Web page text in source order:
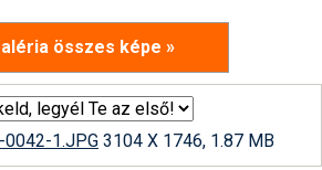
összes képe »
0042-1.JPG 3104 X 1746, 1.87 MB